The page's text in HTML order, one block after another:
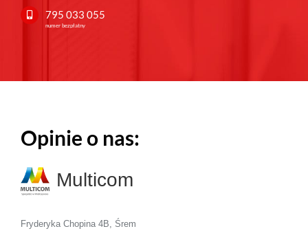
795 033 055
numer bezpłatny
Opinie o nas:
Multicom
Fryderyka Chopina 4B, Śrem